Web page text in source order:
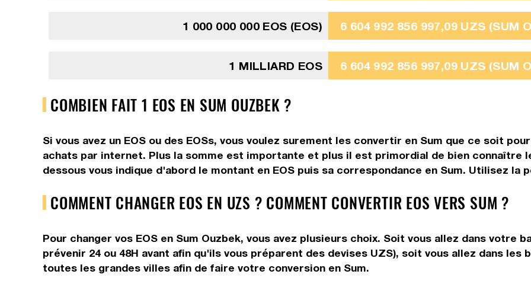
1 000 000 000 EOS (EOS) 6 604 992 856 997,09 UZS (SUM
1 MILLIARD EOS 6 604 992 856 997,09 UZS (SUM
COMBIEN FAIT 1 EOS EN SUM OUZBEK ?
Si vous avez un EOS ou des EOSs, vous voulez surement les convertir en Sum que ce soit
achats par internet. Plus la somme est importante et plus il est primordial de bien connaître
dessous vous indique d'abord le montant en EOS puis sa correspondance en Sum. Utilisez la
COMMENT CHANGER EOS EN UZS ? COMMENT CONVERTIR EOS VERS SUM ?
Pour changer vos EOS en Sum Ouzbek, vous avez plusieurs choix. Soit vous allez dans votre
prévenir 24 ou 48H avant afin qu'ils vous préparent des devises UZS), soit vous allez dans les
toutes les grandes villes afin de faire votre conversion en Sum.